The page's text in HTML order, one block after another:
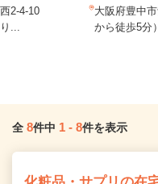
2-4-10
...
大阪府豊中
から徒歩5分
全 8件中 1 - 8件を表示